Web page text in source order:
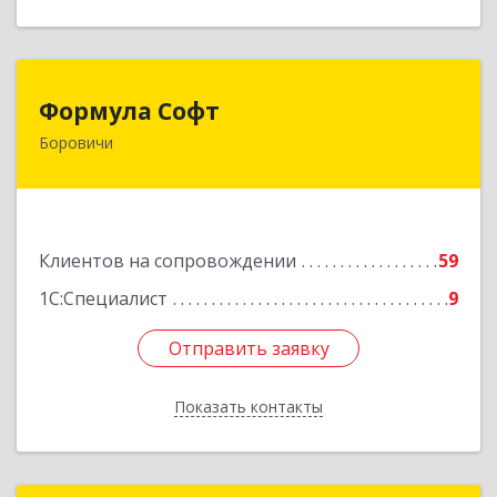
Формула Софт
Боровичи
Клиентов на сопровождении
59
1С:Специалист
9
Отправить заявку
Показать контакты
174411, Новгородская обл, Боровичский р-н,
Отправить заявку
Назад